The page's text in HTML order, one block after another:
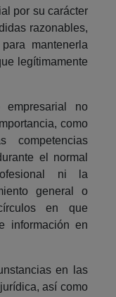
por su carácter
razonables,
mantenerla
legítimamente
no
como
competencias
el normal
ni la
general o
en que
información en
en las
así como